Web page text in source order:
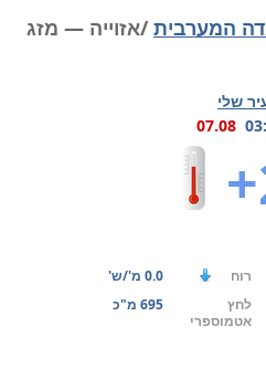
המערבית/אזוייה — מזג
שלי
07.08
רוח
0.0 מ'/ש'
לחץ
אטמוספרי
695 מ"כ